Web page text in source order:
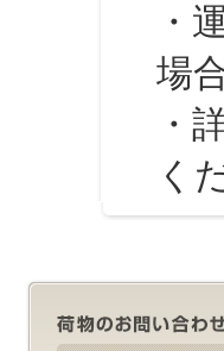
・
場
・
く